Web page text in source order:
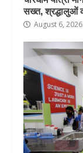
सख्त, श्रद्धालुओं
August 6, 2026